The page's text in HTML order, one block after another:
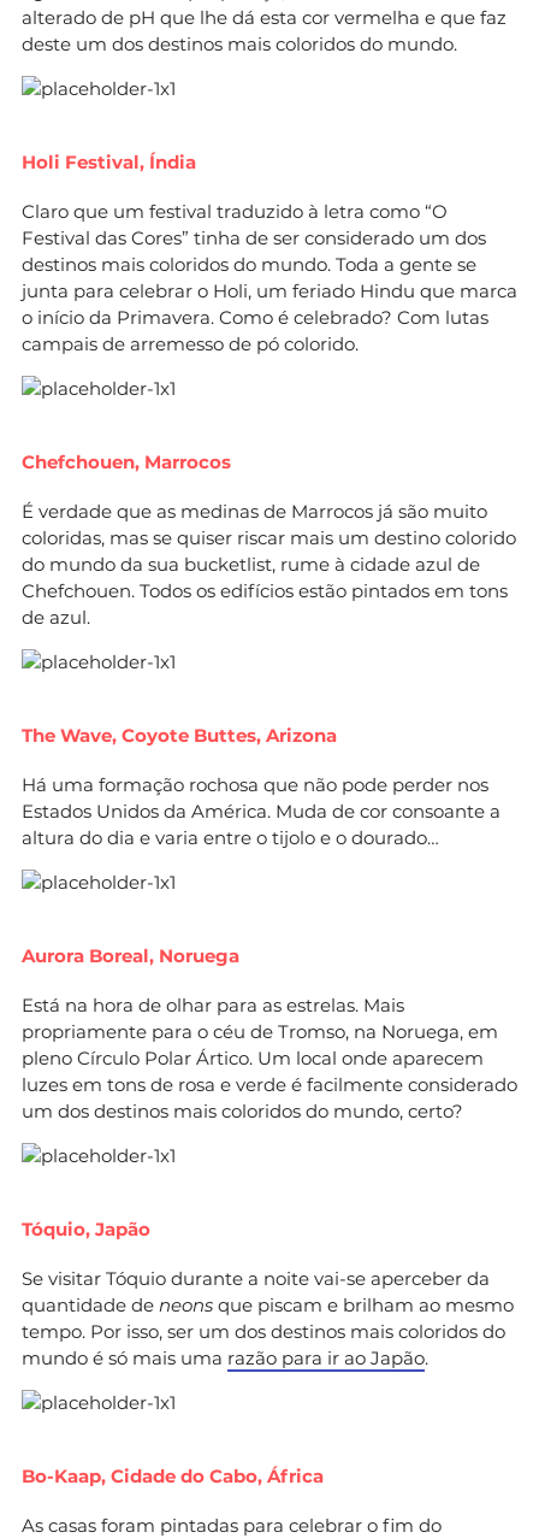
alterado de pH que lhe dá esta cor vermelha e que faz
deste um dos destinos mais coloridos do mundo.
Holi Festival, Índia
Claro que um festival traduzido à letra como “O
Festival das Cores” tinha de ser considerado um dos
destinos mais coloridos do mundo. Toda a gente se
junta para celebrar o Holi, um feriado Hindu que marca
o início da Primavera. Como é celebrado? Com lutas
campais de arremesso de pó colorido.
Chefchouen, Marrocos
É verdade que as medinas de Marrocos já são muito
coloridas, mas se quiser riscar mais um destino colorido
do mundo da sua bucketlist, rume à cidade azul de
Chefchouen. Todos os edifícios estão pintados em tons
de azul.
The Wave, Coyote Buttes, Arizona
Há uma formação rochosa que não pode perder nos
Estados Unidos da América. Muda de cor consoante a
altura do dia e varia entre o tijolo e o dourado…
Aurora Boreal, Noruega
Está na hora de olhar para as estrelas. Mais
propriamente para o céu de Tromso, na Noruega, em
pleno Círculo Polar Ártico. Um local onde aparecem
luzes em tons de rosa e verde é facilmente considerado
um dos destinos mais coloridos do mundo, certo?
Tóquio, Japão
Se visitar Tóquio durante a noite vai-se aperceber da
quantidade de neons que piscam e brilham ao mesmo
tempo. Por isso, ser um dos destinos mais coloridos do
mundo é só mais uma razão para ir ao Japão.
Bo-Kaap, Cidade do Cabo, África
As casas foram pintadas para celebrar o fim do